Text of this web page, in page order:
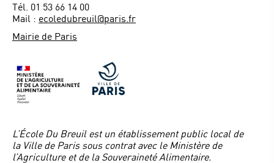
Tél. 01 53 66 14 00
Mail : ecoledubreuil@paris.fr
Mairie de Paris
L’École Du Breuil est un établissement public local de
la Ville de Paris sous contrat avec le Ministère de
l’Agriculture et de la Souveraineté Alimentaire.